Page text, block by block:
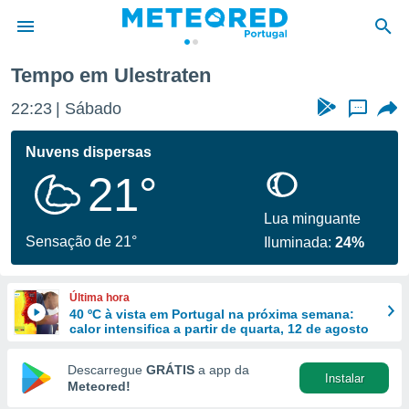
da
foi
fornecidas
a este
das
e
forma
digital
Tempo em Ulestraten
22:23 Sábado ...
Nuvens dispersas
21°
Sensação de 21°
Lua minguante
Iluminada:24%
Última hora
40 ºC à vista em Portugal na próxima semana:
calor intensifica a partir de quarta, 12 de agosto
Descarregue GRÁTIS a app da
Meteored!
Instalar